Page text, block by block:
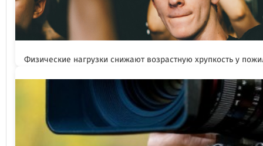
Физические нагрузки снижают возрастную хрупкость у